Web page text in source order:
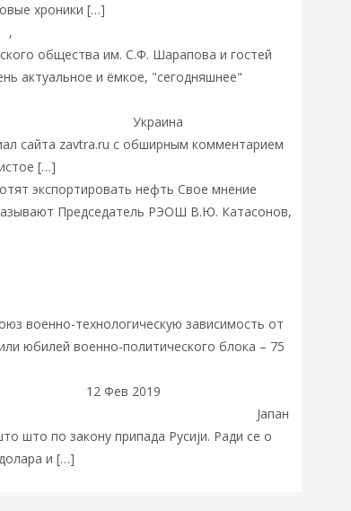
хроники […]
,
общества им. С.Ф. Шарапова и гостей
актуальное и ёмкое, "сегодняшнее"
Украина
сайта zavtra.ru с обширным комментарием
[…]
экспортировать нефть Свое мнение
Председатель РЭОШ В.Ю. Катасонов,
военно-технологическую зависимость от
юбилей военно-политического блока – 75
12 Фев 2019
Јапан
што по закону припада Русији. Ради се о
и […]